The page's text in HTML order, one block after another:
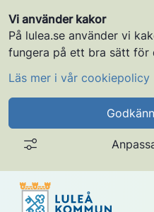
Vi använder kakor
På lulea.se använder vi
fungera på ett bra sätt för
Läs mer i vår cookiepolicy
Gå till